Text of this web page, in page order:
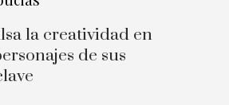
la creatividad en
de sus